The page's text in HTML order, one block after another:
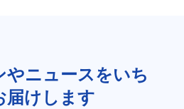
やニュースをいち
届けします